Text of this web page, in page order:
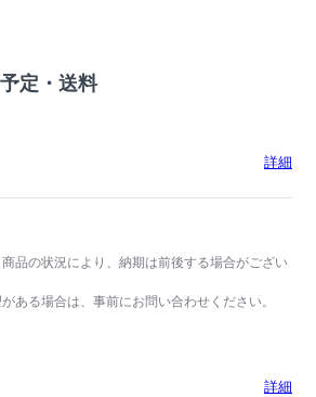
定・送料
詳細
品の状況により、納期は前後する場合がござい
ある場合は、事前にお問い合わせください。
詳細